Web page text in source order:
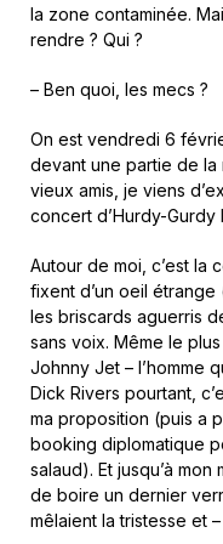
la zone contaminée.
rendre ? Qui ?
– Ben quoi, les mecs ?
On est vendredi 6
devant une partie de
vieux amis, je viens
concert d’Hurdy-Gurdy
Autour de moi, c’est la
fixent d’un oeil étrange
les briscards aguerris
sans voix. Même le
Johnny Jet – l’homme
Dick Rivers pourtant,
ma proposition (puis a
booking diplomatique
salaud). Et jusqu’à
de boire un dernier
mêlaient la tristesse et